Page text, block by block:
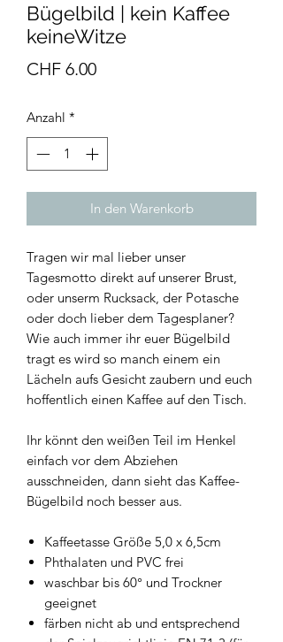
Bügelbild | kein Kaffee
keineWitze
CHF 6.00Preis
Anzahl *
In den Warenkorb
Tragen wir mal lieber unser
Tagesmotto direkt auf unserer Brust,
oder unserm Rucksack, der Potasche
oder doch lieber dem Tagesplaner?
Wie auch immer ihr euer Bügelbild
tragt es wird so manch einem ein
Lächeln aufs Gesicht zaubern und euch
hoffentlich einen Kaffee auf den Tisch.
Ihr könnt den weißen Teil im Henkel
einfach vor dem Abziehen
ausschneiden, dann sieht das Kaffee-
Bügelbild noch besser aus.
Kaffeetasse Größe 5,0 x 6,5cm
Phthalaten und PVC frei
waschbar bis 60° und Trockner
geeignet
färben nicht ab und entsprechend